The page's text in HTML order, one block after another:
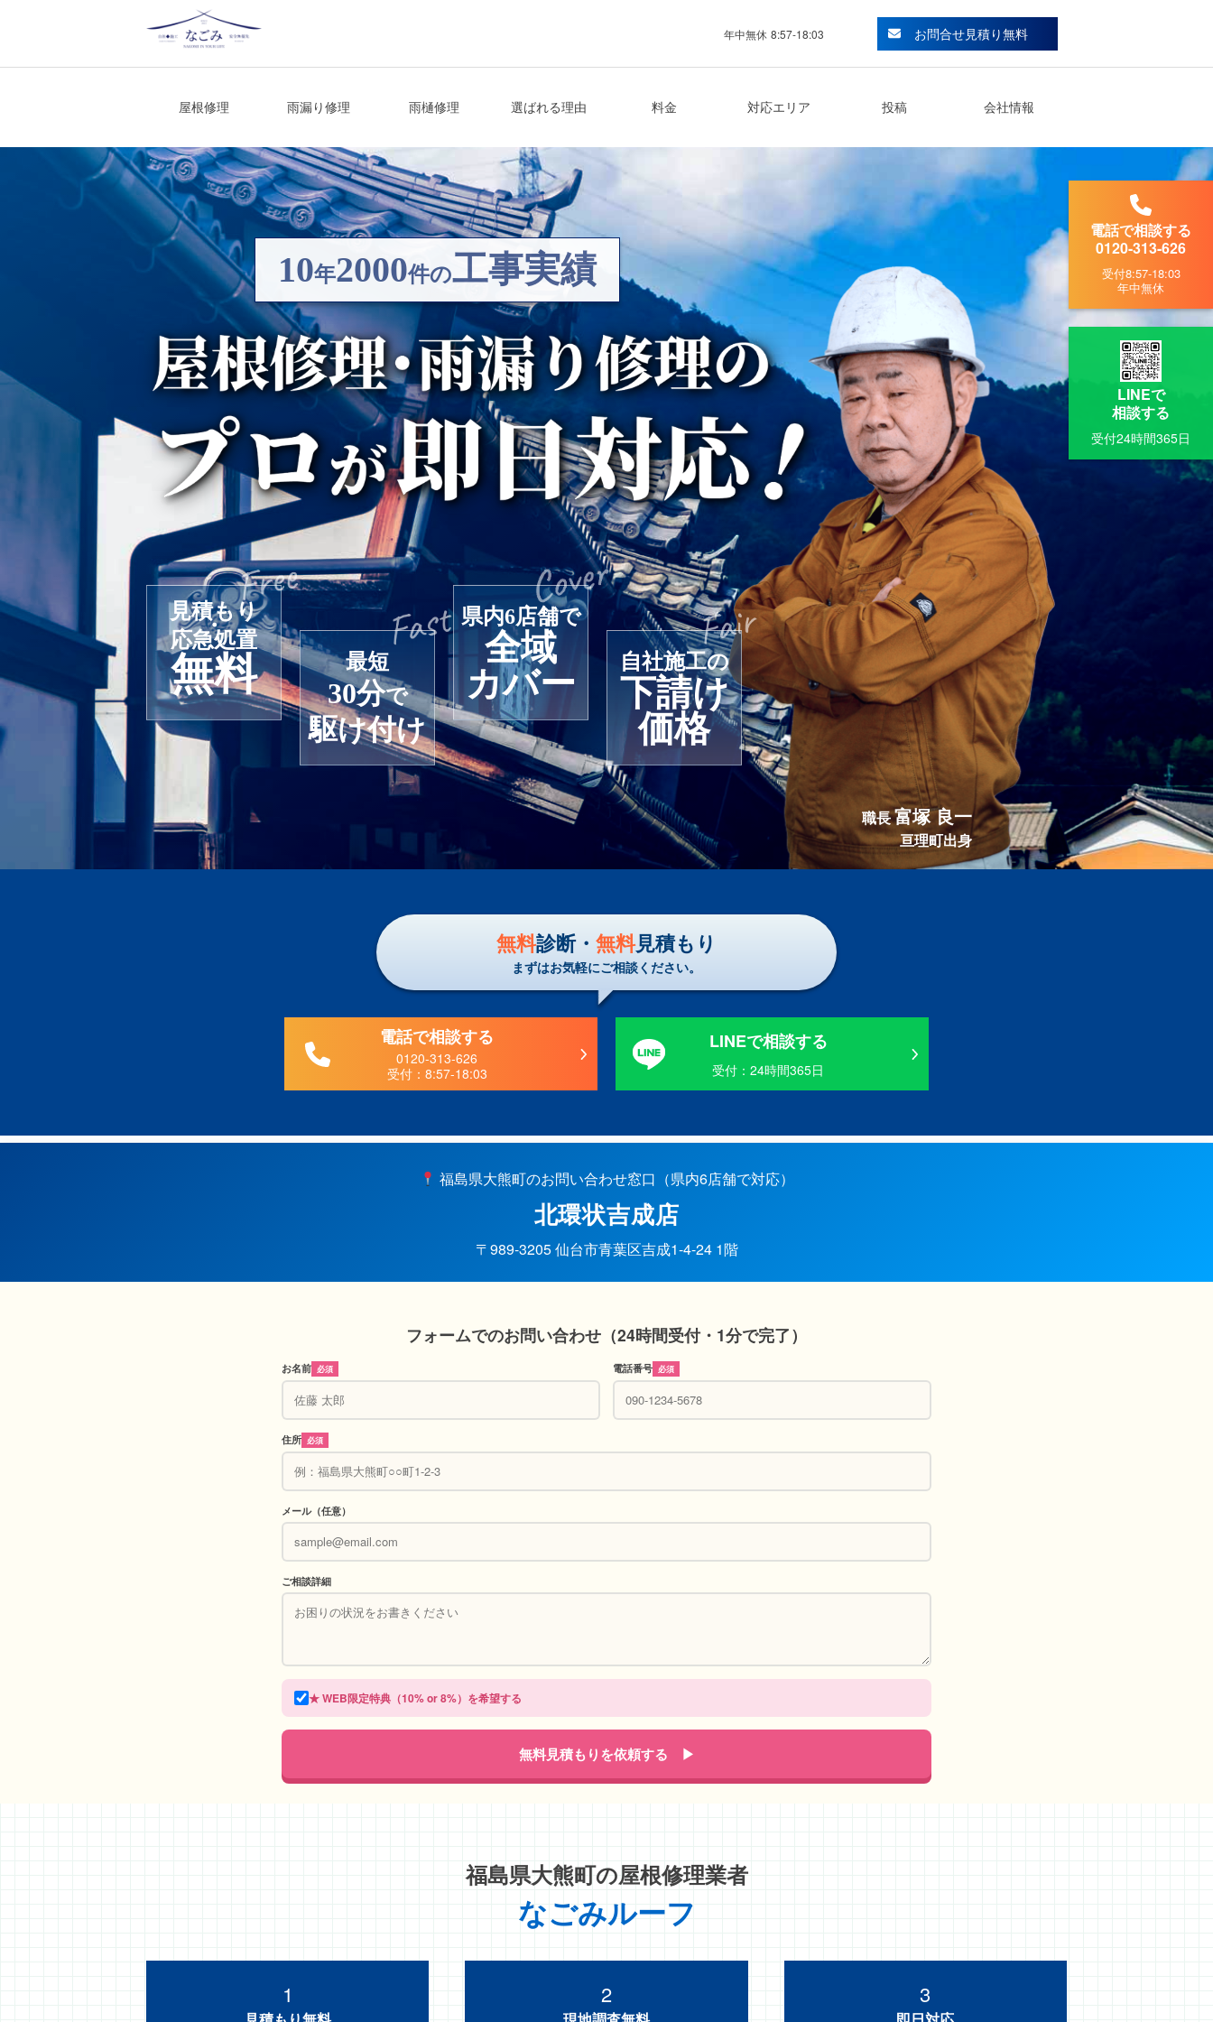
年中無休 8:57-18:03 お問合せ見積り無料
屋根修理 雨漏り修理 雨樋修理 選ばれる理由 料金 対応エリア 投稿 会社情報
見積もり
・
応急処置
無料 最短
30分で
駆け付け
県内6店舗で
全域
カバー
自社施工の
下請け
価格
職長富塚 良一
亘理町出身
10年2000件の工事実績
LINEで
相談する
受付24時間365日
電話で相談する
0120-313-626
受付8:57-18:03
年中無休
無料診断・ 無料見積もり
まずはお気軽にご相談ください。
電話で相談する
0120-313-626
受付： 8:57-18:03
LINEで相談する
受付：24時間365日
福島県大熊町のお問い合わせ窓口（県内6店舗で対応）
北環状吉成店
〒989-3205 仙台市青葉区吉成1-4-24 1階
フォームでのお問い合わせ（24時間受付・1分で完了）
お名前 必須 電話番号 必須
住所 必須
メール（任意）
ご相談詳細
★ WEB限定特典（10% or 8%）を希望する
無料見積もりを依頼する ▶
福島県大熊町の屋根修理業者
なごみルーフ
1 2 3